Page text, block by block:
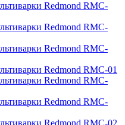
Redmond RMC-
Redmond RMC-
Redmond RMC-
Redmond RMC-01
Redmond RMC-
Redmond RMC-
Redmond RMC-02